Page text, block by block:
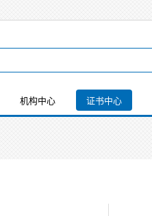
机构中心 证书中心